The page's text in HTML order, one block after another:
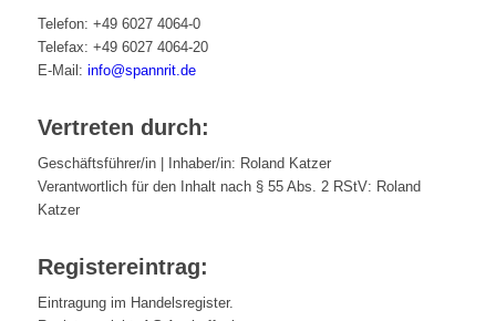
Telefon: +49 6027 4064-0
Telefax: +49 6027 4064-20
E-Mail: info@spannrit.de
Vertreten durch:
Geschäftsführer/in | Inhaber/in: Roland Katzer
Verantwortlich für den Inhalt nach § 55 Abs. 2 RStV: Roland
Katzer
Registereintrag:
Eintragung im Handelsregister.